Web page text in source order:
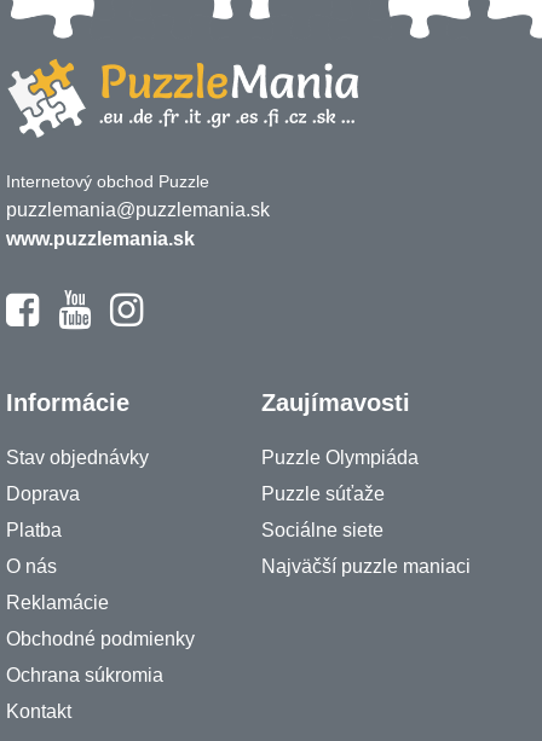
Internetový obchod Puzzle
puzzlemania@puzzlemania.sk
www.puzzlemania.sk
Informácie
Stav objednávky
Doprava
Platba
O nás
Reklamácie
Obchodné podmienky
Ochrana súkromia
Kontakt
Zaujímavosti
Puzzle Olympiáda
Puzzle súťaže
Sociálne siete
Najväčší puzzle maniaci